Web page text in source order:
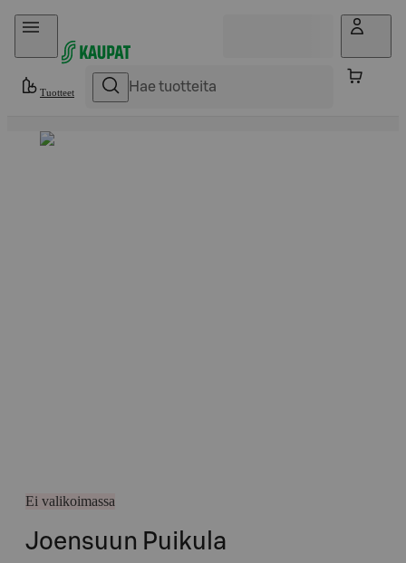
Hyppää sisältöön
Tuotteet
Ei valikoimassa
Joensuun Puikula